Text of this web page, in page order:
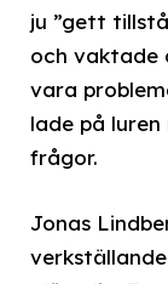
ju ”gett
och vaktade
vara
lade på
frågor.
Jonas